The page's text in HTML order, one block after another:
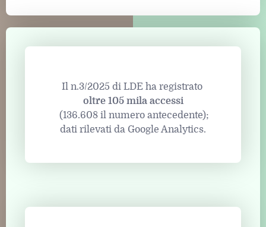
Il n.3/2025 di LDE ha registrato
oltre 105 mila accessi
(136.608 il numero antecedente);
dati rilevati da Google Analytics.